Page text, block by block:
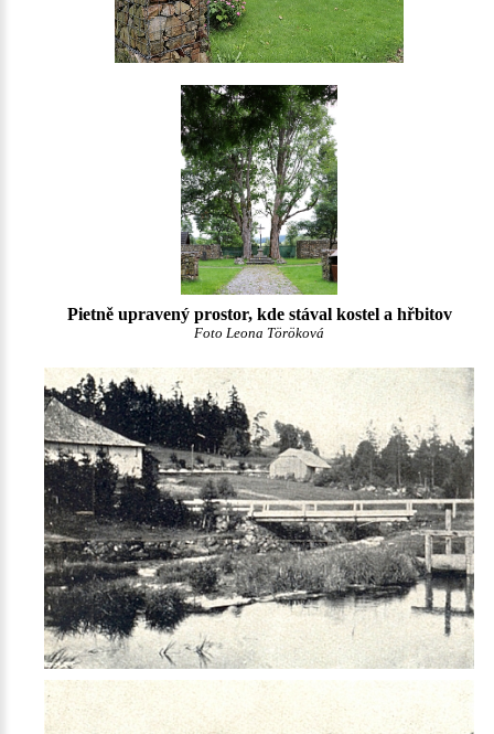
Pietně upravený prostor, kde stával kostel a hřbitov
Foto Leona Töröková